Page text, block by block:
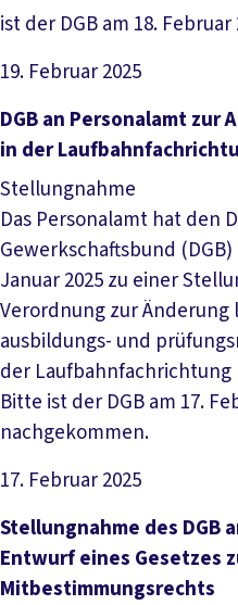
ist der DGB am 18.
19. Februar 2025
Datei herunterladen
DGB an Personalamt zur
in der
Stellungnahme
Das Personalamt hat den
Gewerkschaftsbund
Januar 2025 zu einer
Verordnung zur Änderung
ausbildungs- und
der
Bitte ist der DGB am 17.
nachgekommen.
17. Februar 2025
Datei herunterladen
Stellungnahme des DGB
Entwurf eines Gesetzes
Mitbestimmungsrechts